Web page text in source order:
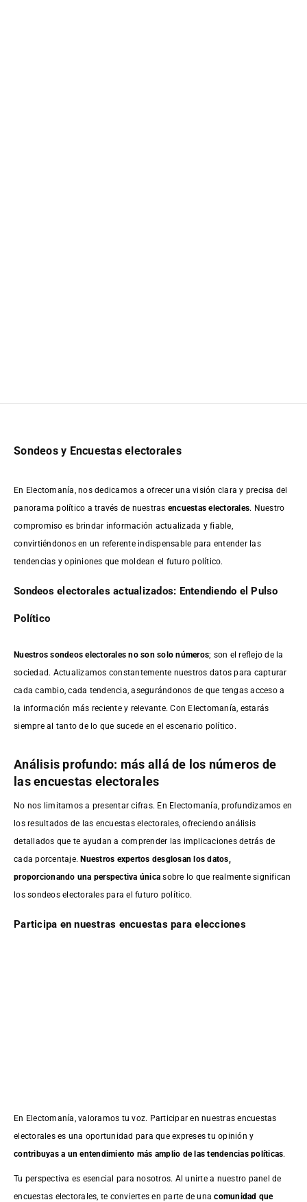
Sondeos y Encuestas electorales
En Electomanía, nos dedicamos a ofrecer una visión clara y precisa del
panorama político a través de nuestras encuestas electorales. Nuestro
compromiso es brindar información actualizada y fiable,
convirtiéndonos en un referente indispensable para entender las
tendencias y opiniones que moldean el futuro político.
Sondeos electorales actualizados: Entendiendo el Pulso
Político
Nuestros sondeos electorales no son solo números; son el reflejo de la
sociedad. Actualizamos constantemente nuestros datos para capturar
cada cambio, cada tendencia, asegurándonos de que tengas acceso a
la información más reciente y relevante. Con Electomanía, estarás
siempre al tanto de lo que sucede en el escenario político.
Análisis profundo: más allá de los números de
las encuestas electorales
No nos limitamos a presentar cifras. En Electomanía, profundizamos en
los resultados de las encuestas electorales, ofreciendo análisis
detallados que te ayudan a comprender las implicaciones detrás de
cada porcentaje.Nuestros expertos desglosan los datos,
proporcionando una perspectiva única sobre lo que realmente significan
los sondeos electorales para el futuro político.
Participa en nuestras encuestas para elecciones
En Electomanía, valoramos tu voz. Participar en nuestras encuestas
electorales es una oportunidad para que expreses tu opinión y
contribuyas a un entendimiento más amplio de las tendencias políticas.
Tu perspectiva es esencial para nosotros. Al unirte a nuestro panel de
encuestas electorales, te conviertes en parte de unacomunidad que